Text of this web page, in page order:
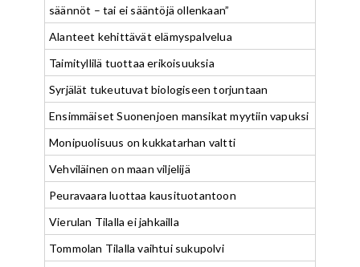
säännöt – tai ei sääntöjä ollenkaan”
Alanteet kehittävät elämyspalvelua
Taimityllilä tuottaa erikoisuuksia
Syrjälät tukeutuvat biologiseen torjuntaan
Ensimmäiset Suonenjoen mansikat myytiin vapuksi
Monipuolisuus on kukkatarhan valtti
Vehviläinen on maan viljelijä
Peuravaara luottaa kausituotantoon
Vierulan Tilalla ei jahkailla
Tommolan Tilalla vaihtui sukupolvi